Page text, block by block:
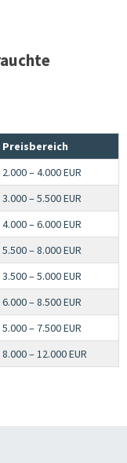
Preisbereich
2.000 – 4.000 EUR
3.000 – 5.500 EUR
4.000 – 6.000 EUR
5.500 – 8.000 EUR
3.500 – 5.000 EUR
6.000 – 8.500 EUR
5.000 – 7.500 EUR
8.000 – 12.000 EUR